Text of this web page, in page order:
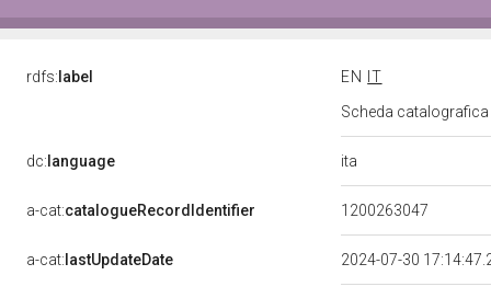
rdfs: label EN
IT
Scheda
dc: language ita
a-cat:catalogueRecordIdentifier 1200263047
a-cat: lastUpdateDate 2024-07-30